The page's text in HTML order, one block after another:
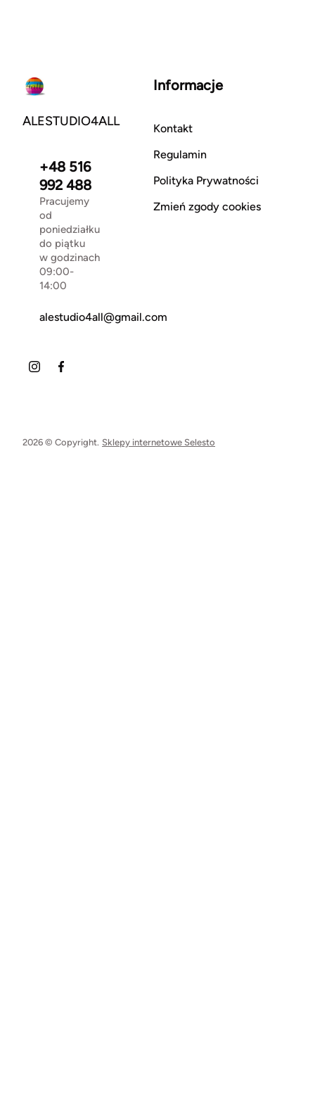
ALESTUDIO4ALL
+48 516
992 488
Pracujemy
od
poniedziałku
do piątku
w godzinach
09:00-
14:00
alestudio4all@gmail.com
Informacje
Kontakt
Regulamin
Polityka Prywatności
Zmień zgody cookies
2026 © Copyright. Sklepy internetowe Selesto